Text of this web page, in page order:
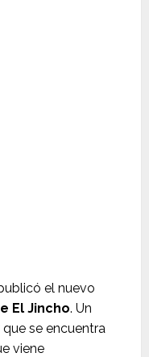
el nuevo
El Jincho. Un
se encuentra
viene